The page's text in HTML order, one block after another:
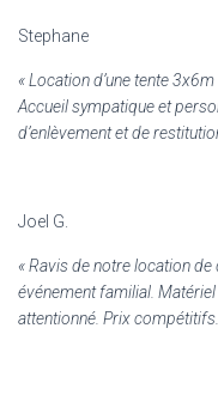
Stephane
«Location d’une tente
Accueil sympatique et
d’enlèvement et de
Joel G.
« Ravis de notre location
événement familial.
attentionné. Prix